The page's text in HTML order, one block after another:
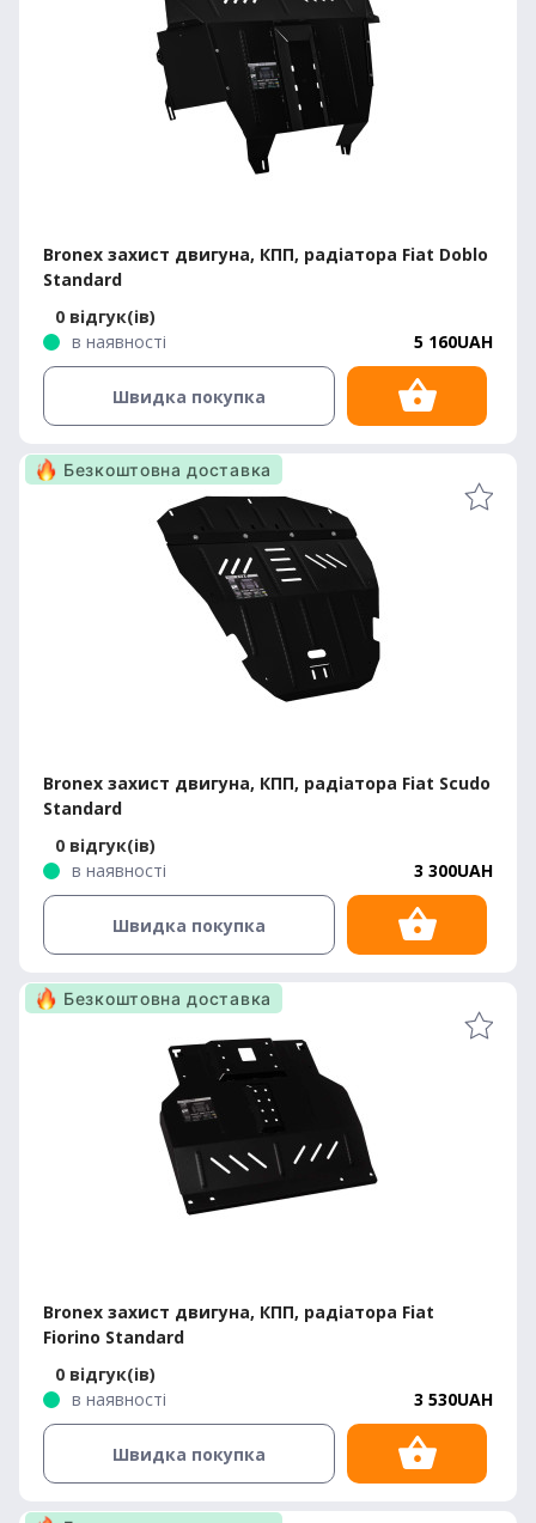
Bronex захист двигуна, КПП, радіатора Fiat Doblo
Standard
0 відгук(ів)
в наявності
5 160UAH
Швидка покупка
Bronex захист двигуна, КПП, радіатора Fiat Scudo
Standard
0 відгук(ів)
в наявності
3 300UAH
Безкоштовна доставка
Швидка покупка
Bronex захист двигуна, КПП, радіатора Fiat
Fiorino Standard
0 відгук(ів)
в наявності
3 530UAH
Безкоштовна доставка
Швидка покупка